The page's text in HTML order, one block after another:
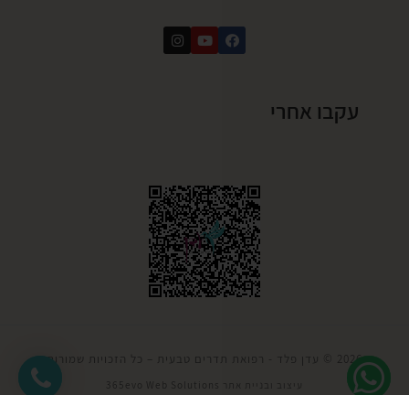
עקבו אחרי
2026 © עדן פלד - רפואת תדרים טבעית כל הזכויות שמורות
365evo Web Solutions